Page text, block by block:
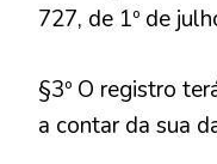
727, de 1º de
§3º O registro
a contar da sua